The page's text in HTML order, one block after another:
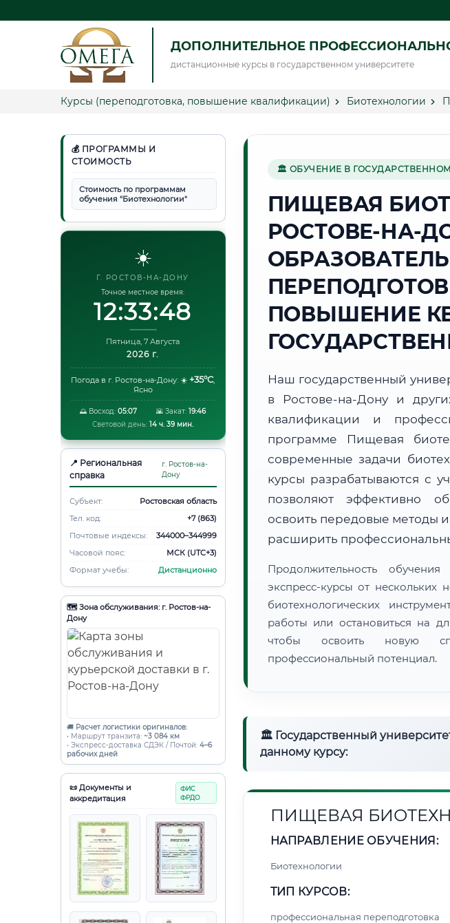
ДОПОЛНИТЕЛЬНОЕ
дистанционные курсы в государственном университете
Курсы (переподготовка, повышение квалификации) Биотехнологии
💰 ПРОГРАММЫ И
СТОИМОСТЬ
Стоимость по программам
обучения "Биотехнологии"
☀️
Г. РОСТОВ-НА-ДОНУ
Точное местное время:
12:33:49
Пятница, 7 Августа
2026 г.
Погода в г. Ростов-на-Дону: ☀️ +35°C,
Ясно
🌅 Восход:05:07 🌇 Закат: 19:46
Световой день: 14 ч. 39 мин.
📍 Региональная
справка
г. Ростов-на-
Дону
Субъект:
Ростовская область
Тел. код:
+7 (863)
Почтовые индексы:
344000–344999
Часовой пояс:
МСК (UTC+3)
Формат учебы:
Дистанционно
🗺️ Зона обслуживания: г. Ростов-на-
Дону
🚚 Расчет логистики оригиналов:
• Маршрут транзита: ~3 084 км
• Экспресс-доставка СДЭК / Почтой: 4–6
рабочих дней
📜 Документы и
аккредитация
ФИС
ФРДО
🏛 ОБУЧЕНИЕ В
ПИЩЕВАЯ
РОСТОВЕ-НА-
ПОВЫШЕНИЕ
Наш государственный
в Ростове-на-Дону и
квалификации и
программе Пищевая
современные задачи
курсы разрабатываются с
позволяют эффективно
освоить передовые методы
расширить
Продолжительность
экспресс-курсы от нескольких
биотехнологических
работы или остановиться на
чтобы освоить новую
профессиональный потенциал.
🏛 Государственный
данному курсу:
ПИЩЕВАЯ
НАПРАВЛЕНИЕ ОБУЧЕНИЯ:
Биотехнологии
ТИП КУРСОВ:
профессиональная переподготовка